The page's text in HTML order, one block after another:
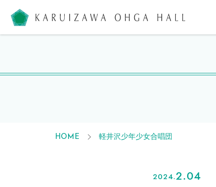
HOME 軽井沢少年少女合唱団
2024.2.04